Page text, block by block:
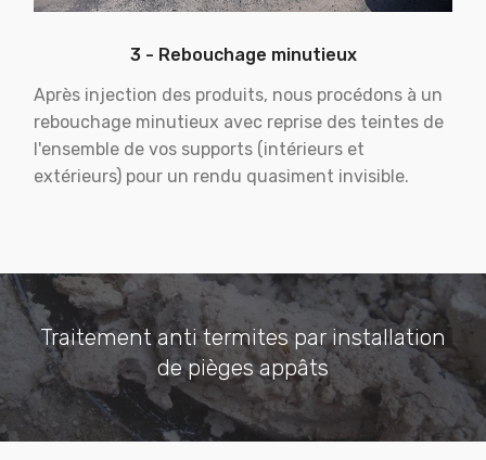
3 - Rebouchage minutieux
Après injection des produits, nous procédons à un
rebouchage minutieux avec reprise des teintes de
l'ensemble de vos supports (intérieurs et
extérieurs) pour un rendu quasiment invisible.
Traitement anti termites par installation
de pièges appâts